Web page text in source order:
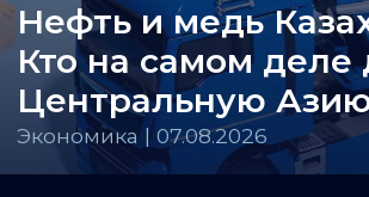
Нефть и медь
Кто на самом
Центральную
Экономика | 07.08.2026